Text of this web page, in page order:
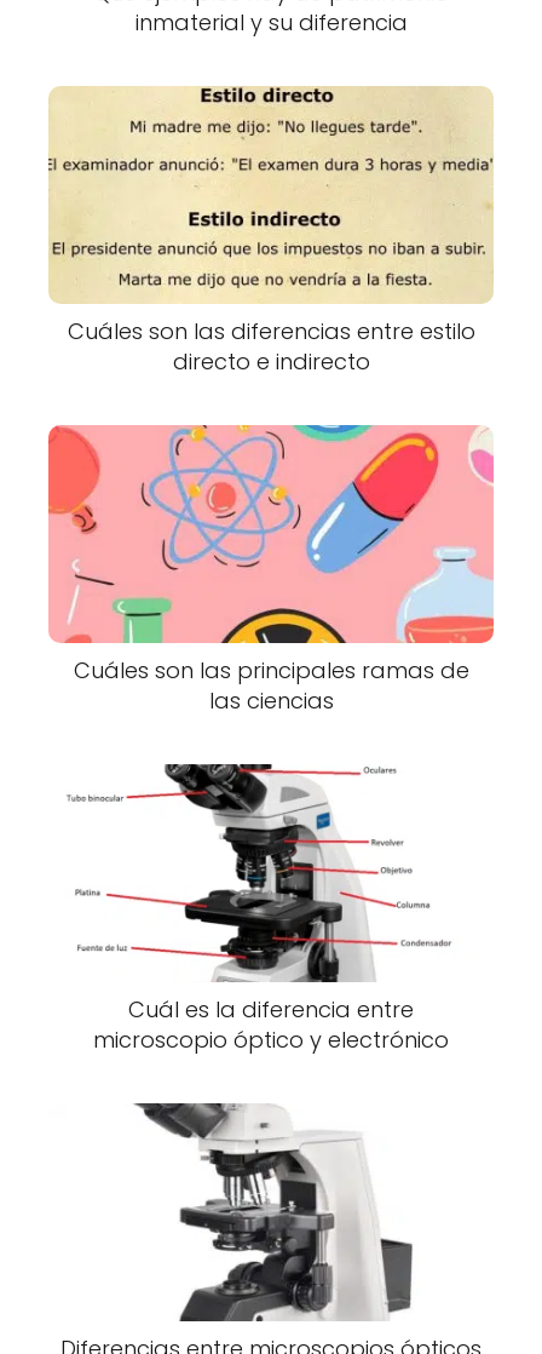
inmaterial y su diferencia
Cuáles son las diferencias entre estilo
directo e indirecto
Cuáles son las principales ramas de
las ciencias
Cuál es la diferencia entre
microscopio óptico y electrónico